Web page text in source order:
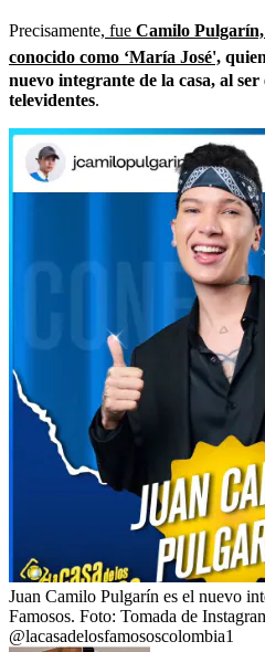
Precisamente, fue Camilo
conocido como ‘María José',
nuevo integrante de la casa, al
televidentes.
Juan Camilo Pulgarín es el nuevo
Famosos. Foto: Tomada de
@lacasadelosfamososcolombia1